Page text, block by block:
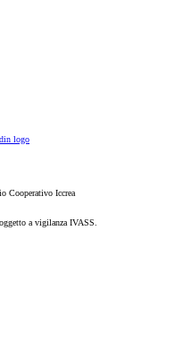
Cooperativo Iccrea
a vigilanza IVASS.